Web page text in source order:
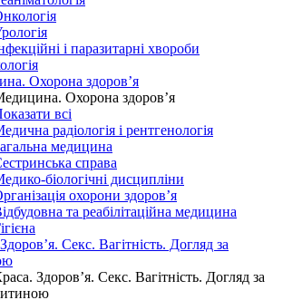
і паразитарні хвороби
Охорона здоров’я
Охорона здоров’я
всі
радіологія і рентгенологія
медицина
справа
біологічні дисципліни
охорони здоров’я
та реабілітаційна медицина
Секс. Вагітність. Догляд за
Здоров’я. Секс. Вагітність. Догляд за